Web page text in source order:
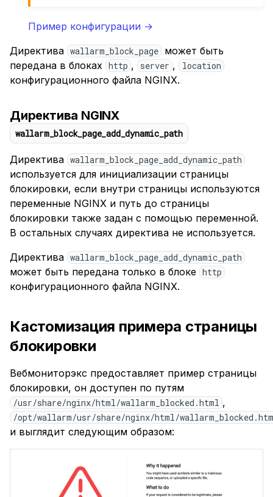
Пример конфигурации →
Директива wallarm_block_page может быть
передана в блоках http , server , location
конфигурационного файла NGINX.
Директива NGINX
wallarm_block_page_add_dynamic_path
Директива wallarm_block_page_add_dynamic_path
используется для инициализации страницы
блокировки, если внутри страницы используются
переменные NGINX и путь до страницы
блокировки также задан с помощью переменной.
В остальных случаях директива не используется.
Директива wallarm_block_page_add_dynamic_path
может быть передана только в блоке http
конфигурационного файла NGINX.
Кастомизация примера страницы
блокировки
Вебмониторэкс предоставляет пример страницы
блокировки, он доступен по путям
/usr/share/nginx/html/wallarm_blocked.html ,
/opt/wallarm/usr/share/nginx/html/
и выглядит следующим образом: